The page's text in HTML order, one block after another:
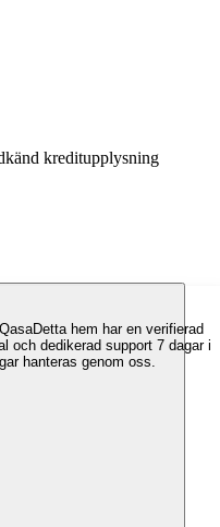
kreditupplysning
Detta hem har en verifierad
och dedikerad support 7 dagar i
hanteras genom oss.